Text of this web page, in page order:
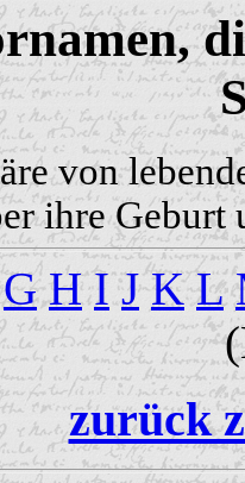
von
ihre Geburt
G H I J K L
zurück